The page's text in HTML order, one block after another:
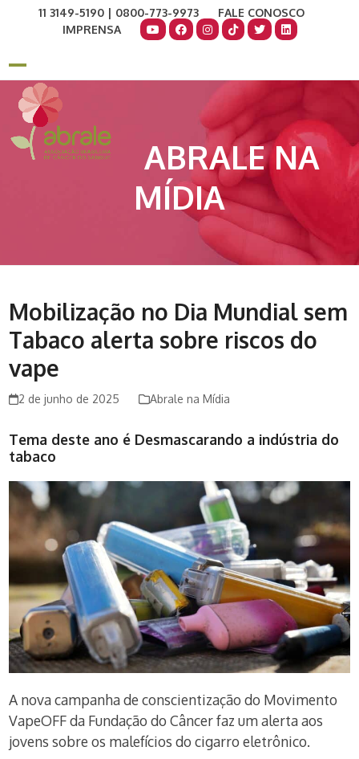
11 3149-5190 | 0800-773-9973
FALE CONOSCO
IMPRENSA
Open
mobile
menu
Close
mobile
menu
ABRALE NA
MÍDIA
Mobilização no Dia Mundial sem
Tabaco alerta sobre riscos do
vape
2 de junho de 2025 Abrale na Mídia
Tema deste ano é Desmascarando a indústria do
tabaco
A nova campanha de conscientização do Movimento
VapeOFF da Fundação do Câncer faz um alerta aos
jovens sobre os malefícios do cigarro eletrônico.